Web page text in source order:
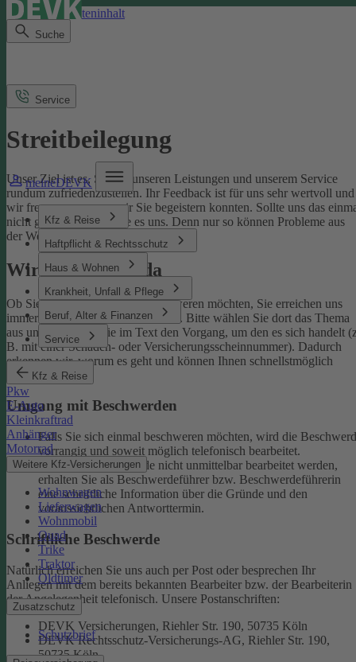
Direkt zum Seiteninhalt
Suche
meineDEVK
Kfz & Reise
Haftpflicht & Rechtsschutz
Haus & Wohnen
Krankheit, Unfall & Pflege
Beruf, Alter & Finanzen
Service
Kfz & Reise
Pkw
E-Auto
Kleinkraftrad
Anhänger
Motorrad
Weitere Kfz-Versicherungen
Wohnwagen
Lieferwagen
Wohnmobil
Quad
Trike
Traktor
Oldtimer
Zusatzschutz
Schutzbrief
Service
Streitbeilegung
Unser Ziel ist es, Sie mit unseren Leistungen und unserem Service
rundum zufriedenzustellen. Ihr Feedback ist für uns sehr wertvoll und
wir freuen uns, wenn wir Sie begeistern konnten. Sollte uns das
nicht gelingen, sagen Sie es uns. Denn nur so können Probleme aus
der Welt geschafft werden.
Wir sind für Sie da
Ob Sie uns loben oder sich beschweren möchten, Sie erreichen uns
immer über unser Kontaktformular
. Bitte wählen Sie dort das Thema
aus und benennen Sie im Text den Vorgang, um den es sich handelt
B. mit einer Schaden- oder Versicherungsscheinnummer). Dadurch
erkennen wir, worum es geht und können Ihnen schnellstmöglich
weiterhelfen.
Umgang mit Beschwerden
Falls Sie sich einmal beschweren möchten, wird die
vorrangig und soweit möglich telefonisch bearbeitet.
Kann eine Beschwerde nicht unmittelbar bearbeitet werden,
erhalten Sie als Beschwerdeführer bzw. Beschwerdeführerin
eine schriftliche Information über die Gründe und den
voraussichtlichen Antworttermin.
Schriftliche Beschwerde
Natürlich erreichen Sie uns auch per Post oder besprechen Ihr
Anliegen mit dem bereits bekannten Bearbeiter bzw. der Bearbeiterin
der Angelegenheit telefonisch. Unsere Postanschriften:
DEVK Versicherungen, Riehler Str. 190, 50735 Köln
DEVK Rechtsschutz-Versicherungs-AG, Riehler Str. 190,
50735 Köln